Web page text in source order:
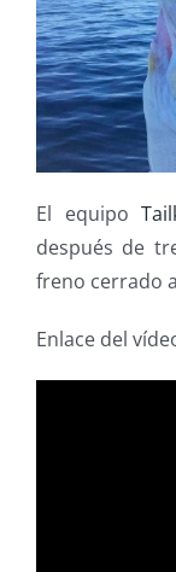
El equipo
después de
freno cerrado
Enlace del